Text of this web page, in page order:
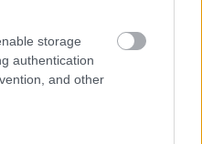
storage
authentication
and other
forduljon a blog szerkesztőjéhez.